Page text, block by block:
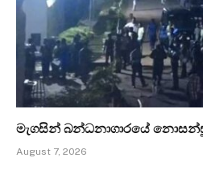
මැගසින් බන්ධනාගාරයේ
August 7, 2026